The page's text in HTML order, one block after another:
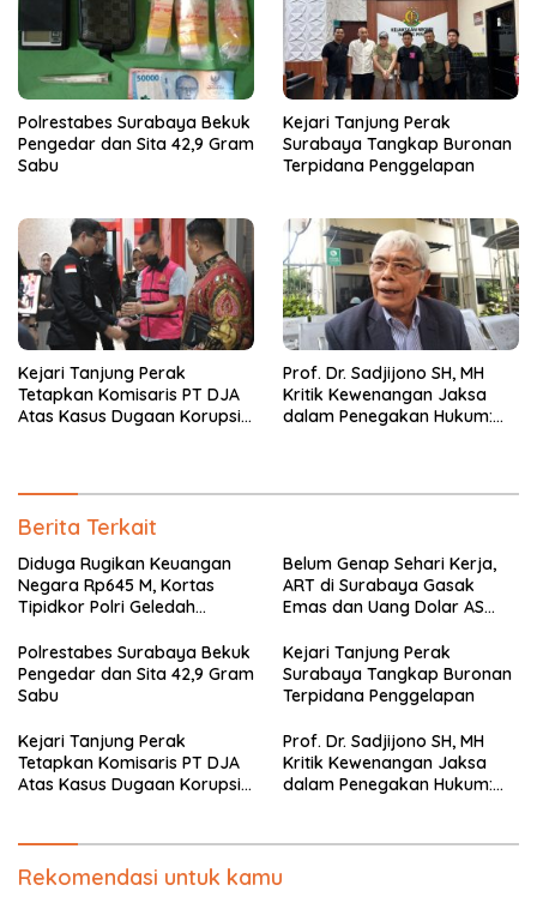
Polrestabes Surabaya Bekuk
Pengedar dan Sita 42,9 Gram
Sabu
Kejari Tanjung Perak
Surabaya Tangkap Buronan
Terpidana Penggelapan
Kejari Tanjung Perak
Tetapkan Komisaris PT DJA
Atas Kasus Dugaan Korupsi
Prof. Dr. Sadjijono SH, MH
Kritik Kewenangan Jaksa
dalam Penegakan Hukum:
Berita Terkait
Diduga Rugikan Keuangan
Negara Rp645 M, Kortas
Tipidkor Polri Geledah
Surabaya
Belum Genap Sehari Kerja,
ART di Surabaya Gasak
Emas dan Uang Dolar AS
Polrestabes Surabaya Bekuk
Pengedar dan Sita 42,9 Gram
Sabu
Kejari Tanjung Perak
Surabaya Tangkap Buronan
Terpidana Penggelapan
Kejari Tanjung Perak
Tetapkan Komisaris PT DJA
Atas Kasus Dugaan Korupsi
Prof. Dr. Sadjijono SH, MH
Kritik Kewenangan Jaksa
dalam Penegakan Hukum:
Rekomendasi untuk kamu